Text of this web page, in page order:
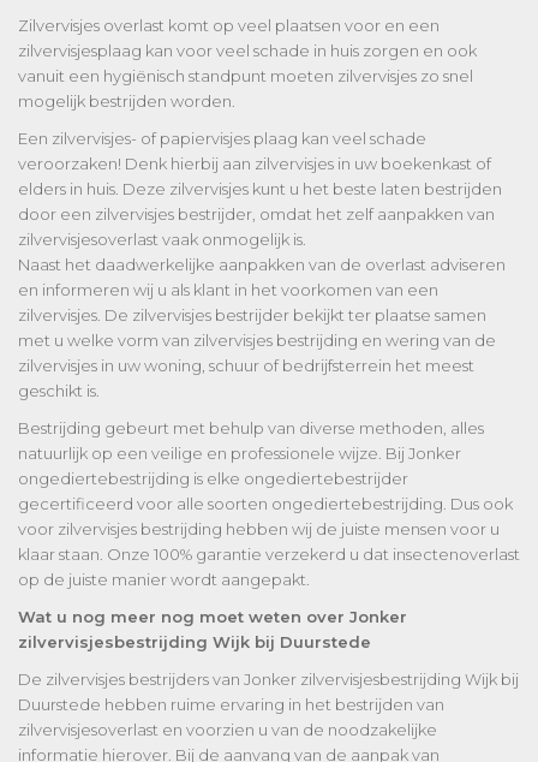
Zilvervisjes overlast komt op veel plaatsen voor en een
zilvervisjesplaag kan voor veel schade in huis zorgen en ook
vanuit een hygiënisch standpunt moeten zilvervisjes zo snel
mogelijk bestrijden worden.
Een zilvervisjes- of papiervisjes plaag kan veel schade
veroorzaken! Denk hierbij aan zilvervisjes in uw boekenkast of
elders in huis. Deze zilvervisjes kunt u het beste laten bestrijden
door een zilvervisjes bestrijder, omdat het zelf aanpakken van
zilvervisjesoverlast vaak onmogelijk is.
Naast het daadwerkelijke aanpakken van de overlast adviseren
en informeren wij u als klant in het voorkomen van een
zilvervisjes. De zilvervisjes bestrijder bekijkt ter plaatse samen
met u welke vorm van zilvervisjes bestrijding en wering van de
zilvervisjes in uw woning, schuur of bedrijfsterrein het meest
geschikt is.
Bestrijding gebeurt met behulp van diverse methoden, alles
natuurlijk op een veilige en professionele wijze. Bij Jonker
ongediertebestrijding is elke ongediertebestrijder
gecertificeerd voor alle soorten ongediertebestrijding. Dus ook
voor zilvervisjes bestrijding hebben wij de juiste mensen voor u
klaar staan. Onze 100% garantie verzekerd u dat insectenoverlast
op de juiste manier wordt aangepakt.
Wat u nog meer nog moet weten over Jonker
zilvervisjesbestrijding Wijk bij Duurstede
De zilvervisjes bestrijders van Jonker zilvervisjesbestrijding Wijk bij
Duurstede hebben ruime ervaring in het bestrijden van
zilvervisjesoverlast en voorzien u van de noodzakelijke
informatie hierover. Bij de aanvang van de aanpak van